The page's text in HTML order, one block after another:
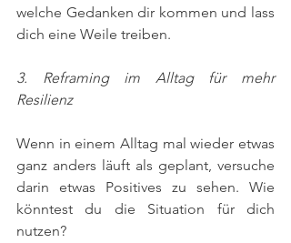
welche Gedanken dir kommen und lass
dich eine Weile treiben.
3. Reframing im Alltag für mehr
Resilienz
Wenn in einem Alltag mal wieder etwas
ganz anders läuft als geplant, versuche
darin etwas Positives zu sehen. Wie
könntest du die Situation für dich
nutzen?